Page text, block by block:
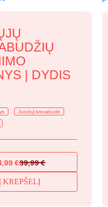
| DYDIS
Juodoji krevabudė
39,99€
€
KREPŠELĮ